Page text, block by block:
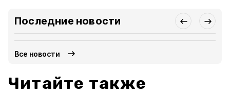
Последние новости
Все новости
Читайте также